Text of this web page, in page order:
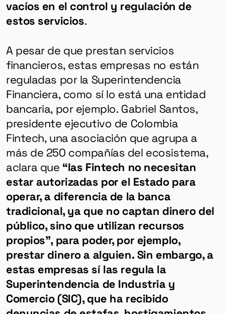
vacíos en el control y regulación de
estos servicios.
A pesar de que prestan servicios
financieros, estas empresas no están
reguladas por la Superintendencia
Financiera, como sí lo está una entidad
bancaria, por ejemplo. Gabriel Santos,
presidente ejecutivo de Colombia
Fintech, una asociación que agrupa a
más de 250 compañías del ecosistema,
aclara que “las Fintech no necesitan
estar autorizadas por el Estado para
operar, a diferencia de la banca
tradicional, ya que no captan dinero del
público, sino que utilizan recursos
propios”, para poder, por ejemplo,
prestar dinero a alguien. Sin embargo, a
estas empresas sí las regula la
Superintendencia de Industria y
Comercio (SIC), que ha recibido